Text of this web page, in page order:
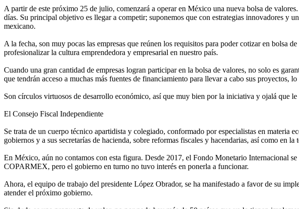
A partir de este próximo 25 de julio, comenzará a operar en México una nueva bolsa de
días. Su principal objetivo es llegar a competir; suponemos que con estrategias innovadores y
mexicano.
A la fecha, son muy pocas las empresas que reúnen los requisitos para poder cotizar en bolsa
profesionalizar la cultura emprendedora y empresarial en nuestro país.
Cuando una gran cantidad de empresas logran participar en la bolsa de valores, no solo es
que tendrán acceso a muchas más fuentes de financiamiento para llevar a cabo sus proyectos,
Son círculos virtuosos de desarrollo económico, así que muy bien por la iniciativa y ojalá que
El Consejo Fiscal Independiente
Se trata de un cuerpo técnico apartidista y colegiado, conformado por especialistas en materia
gobiernos y a sus secretarías de hacienda, sobre reformas fiscales y hacendarias, así como en
En México, aún no contamos con esta figura. Desde 2017, el Fondo Monetario Internacional
COPARMEX, pero el gobierno en turno no tuvo interés en ponerla a funcionar.
Ahora, el equipo de trabajo del presidente López Obrador, se ha manifestado a favor de su
atender el próximo gobierno.